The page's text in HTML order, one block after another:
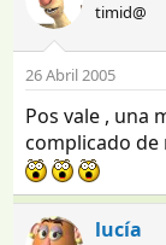
timid@
26 Abril 2005
Pos vale , una
complicado de
lucía